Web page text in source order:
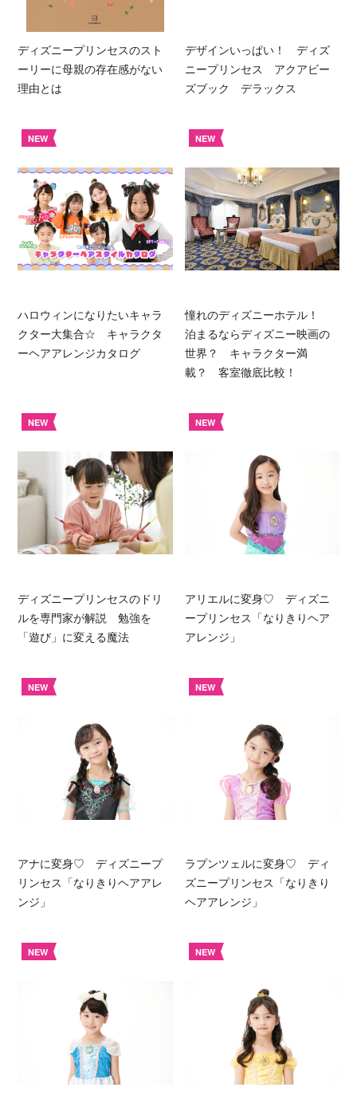
ディズニープリンセスのスト
ーリーに母親の存在感がない
理由とは
デザインいっぱい！ ディズ
ニープリンセス アクアビー
ズブック デラックス
NEW
ハロウィンになりたいキャラ
クター大集合☆ キャラクタ
ーヘアアレンジカタログ
NEW
憧れのディズニーホテル！
泊まるならディズニー映画の
世界？ キャラクター満
載？ 客室徹底比較！
NEW
ディズニープリンセスのドリ
ルを専門家が解説 勉強を
「遊び」に変える魔法
NEW
アリエルに変身♡ ディズニ
ープリンセス「なりきりヘア
アレンジ」
NEW
アナに変身♡ ディズニープ
リンセス「なりきりヘアアレ
ンジ」
NEW
ラプンツェルに変身♡ ディ
ズニープリンセス「なりきり
ヘアアレンジ」
NEW NEW